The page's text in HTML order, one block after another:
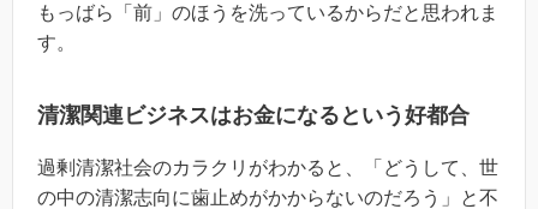
もっばら「前」のほうを洗っているからだと思われま
す。
清潔関連ビジネスはお金になるという好都合
過剰清潔社会のカラクリがわかると、「どうして、世
の中の清潔志向に歯止めがかからないのだろう」と不